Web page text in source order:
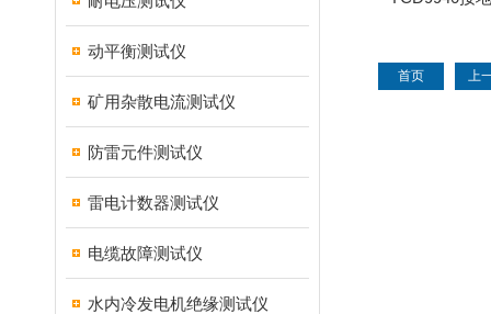
动平衡测试仪
矿用杂散电流测试仪
防雷元件测试仪
雷电计数器测试仪
电缆故障测试仪
水内冷发电机绝缘测试仪
首页 上